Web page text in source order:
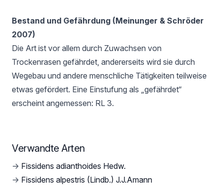
Bestand und Gefährdung (Meinunger & Schröder
2007)
Die Art ist vor allem durch Zuwachsen von
Trockenrasen gefährdet, andererseits wird sie durch
Wegebau und andere menschliche Tätigkeiten teilweise
etwas gefördert. Eine Einstufung als „gefährdet“
erscheint angemessen: RL 3.
Verwandte Arten
→ Fissidens adianthoides Hedw.
→ Fissidens alpestris (Lindb.) J.J.Amann